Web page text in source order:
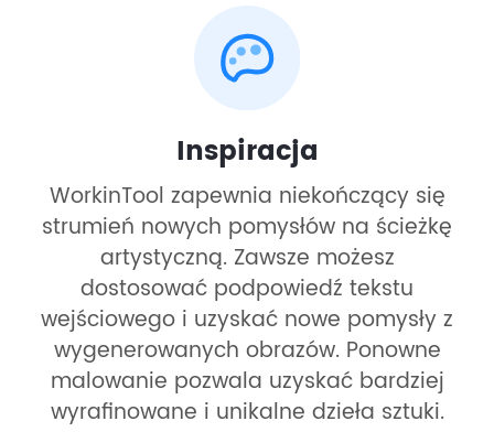
Inspiracja
WorkinTool zapewnia niekończący się
strumień nowych pomysłów na ścieżkę
artystyczną. Zawsze możesz
dostosować podpowiedź tekstu
wejściowego i uzyskać nowe pomysły z
wygenerowanych obrazów. Ponowne
malowanie pozwala uzyskać bardziej
wyrafinowane i unikalne dzieła sztuki.